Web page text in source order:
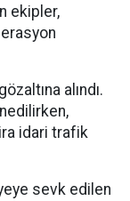
ekipler,
alındı.
idari trafik
sevk edilen